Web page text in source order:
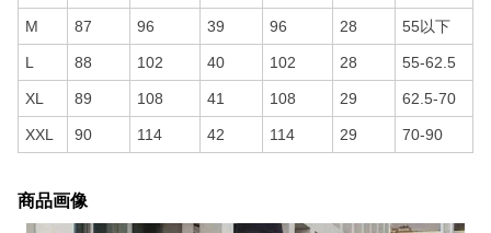
M 87 96 39 96 28 55以下
L 88 102 40 102 28 55-62.5
XL 89 108 41 108 29 62.5-70
XXL 90 114 42 114 29 70-90
商品画像